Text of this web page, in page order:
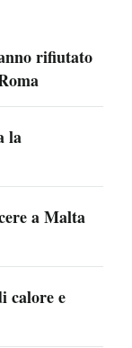
rifiutato
la
a Malta
calore e